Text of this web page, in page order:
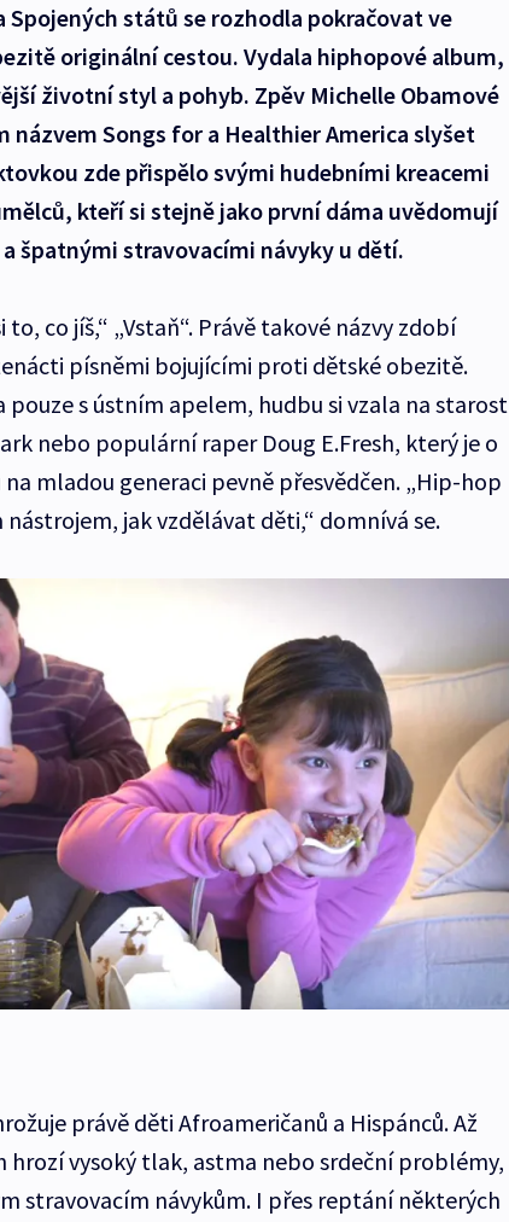
Spojených států se rozhodla pokračovat ve
originální cestou. Vydala hiphopové album,
životní styl a pohyb. Zpěv Michelle Obamové
názvem Songs for a Healthier America slyšet
zde přispělo svými hudebními kreacemi
kteří si stejně jako první dáma uvědomují
špatnými stravovacími návyky u dětí.
to, co jíš,“ „Vstaň“. Právě takové názvy zdobí
písněmi bojujícími proti dětské obezitě.
pouze s ústním apelem, hudbu si vzala na starost
nebo populární raper Doug E.Fresh, který je o
mladou generaci pevně přesvědčen. „Hip-hop
jak vzdělávat děti,“ domnívá se.
právě děti Afroameričanů a Hispánců. Až
vysoký tlak, astma nebo srdeční problémy,
stravovacím návykům. I přes reptání některých